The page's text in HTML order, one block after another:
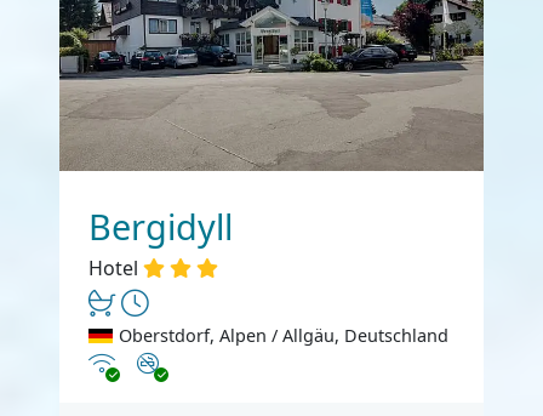
Bergidyll
Hotel
Oberstdorf, Alpen / Allgäu, Deutschland
InternetNichtraucher